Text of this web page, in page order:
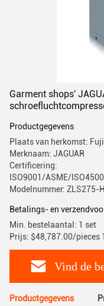
Garment shops'
Productgegevens
Plaats van herkomst:
Merknaam: JAGUAR
Certificering:
ISO9001/ASME/
Modelnummer: ZLS275-
Betalings- en
Min. bestelaantal: 1 set
Prijs: $48,787.00/pieces
Vind de
Productgegevens